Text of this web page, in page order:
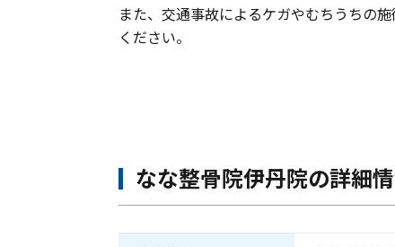
また、交通事故によるケガやむちうちの
ください。
なな整骨院伊丹院の詳細